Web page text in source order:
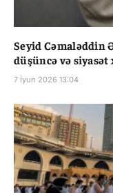
Seyid Cəmaləddin
düşüncə və siyasət
7 İyun 2026 13:04